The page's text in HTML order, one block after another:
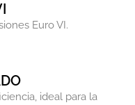
Euro VI.
ideal para la